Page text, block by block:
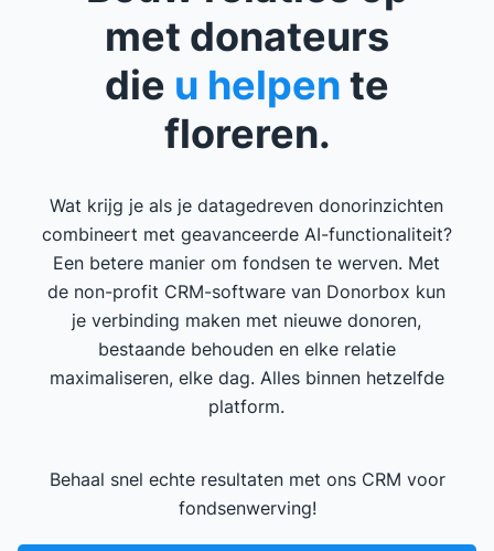
met donateurs
die u helpen te
floreren.
Wat krijg je als je datagedreven donorinzichten
combineert met geavanceerde AI-functionaliteit?
Een betere manier om fondsen te werven. Met
de non-profit CRM-software van Donorbox kun
je verbinding maken met nieuwe donoren,
bestaande behouden en elke relatie
maximaliseren, elke dag. Alles binnen hetzelfde
platform.
Behaal snel echte resultaten met ons CRM voor
fondsenwerving!